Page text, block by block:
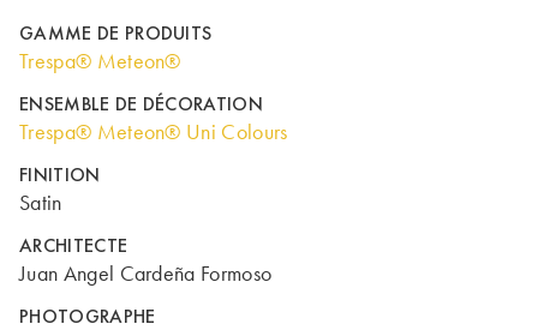
GAMME DE PRODUITS
Trespa® Meteon®
ENSEMBLE DE DÉCORATION
Trespa® Meteon® Uni Colours
FINITION
Satin
ARCHITECTE
Juan Angel Cardeña Formoso
PHOTOGRAPHE